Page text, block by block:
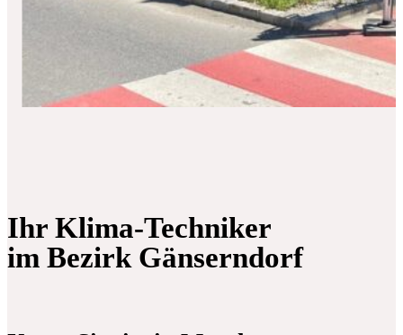
Ihr Klima-Techniker
im Bezirk Gänserndorf